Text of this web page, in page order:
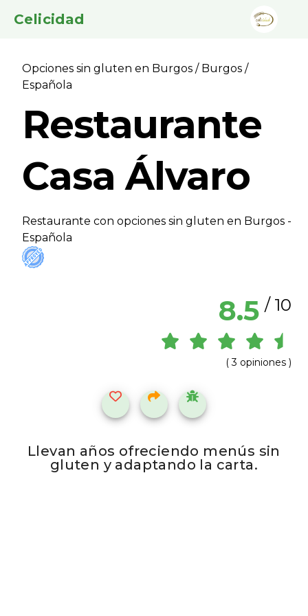
Celicidad
Opciones sin gluten en Burgos / Burgos /
Española
Restaurante
Casa Álvaro
Restaurante con opciones sin gluten en Burgos -
Española
8.5 / 10
( 3 opiniones )
Llevan años ofreciendo menús sin
gluten y adaptando la carta.